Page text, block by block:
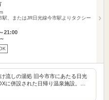
駅、またはJR日光線今市駅よりタクシー
21:00
流しの湯処 旧今市市にあたる日光
に併設された日帰り温泉施設。…